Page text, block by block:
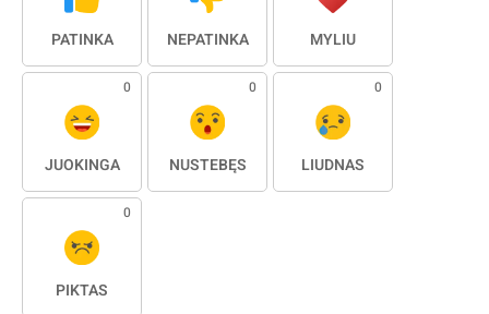
PATINKA NEPATINKA MYLIU
0
JUOKINGA
0
NUSTEBĘS
0
LIŪDNAS
0
PIKTAS